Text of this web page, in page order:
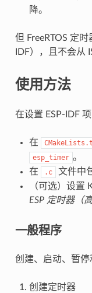
降。
但 FreeRTOS 定
IDF），且不会从
使用方法
在设置 ESP-IDF
在
esp_timer 。
在
.c 文件中
（可选）设置
ESP 定时器（
一般程序
创建、启动、暂停
创建定时器